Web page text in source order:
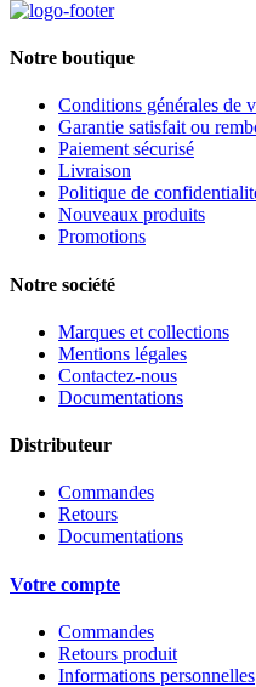
Notre boutique
Conditions générales de
Garantie satisfait ou
Paiement sécurisé
Livraison
Politique de
Nouveaux produits
Promotions
Notre société
Marques et collections
Mentions légales
Contactez-nous
Documentations
Distributeur
Commandes
Retours
Documentations
Votre compte
Commandes
Retours produit
Informations personnelles